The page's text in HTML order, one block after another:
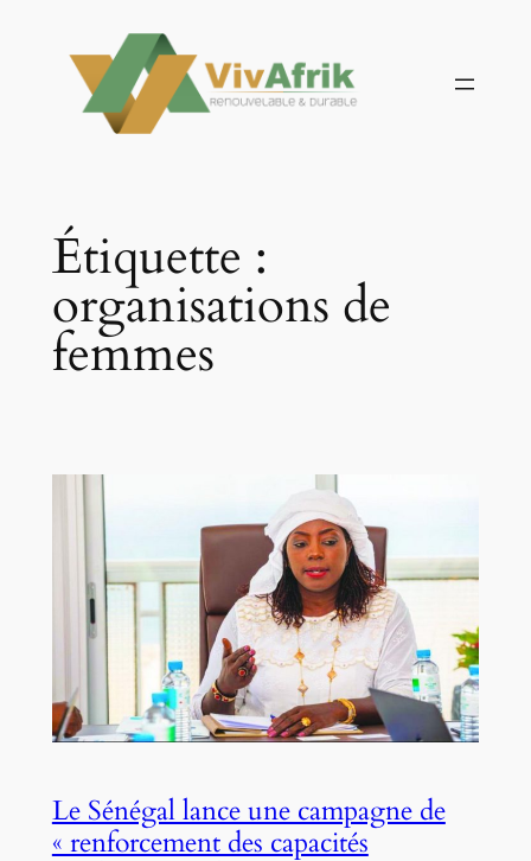
contenu
Étiquette :
organisations de
femmes
Le Sénégal lance une campagne de
« renforcement des capacités